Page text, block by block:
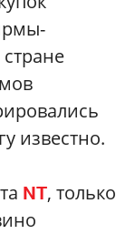
известно.
NT, только